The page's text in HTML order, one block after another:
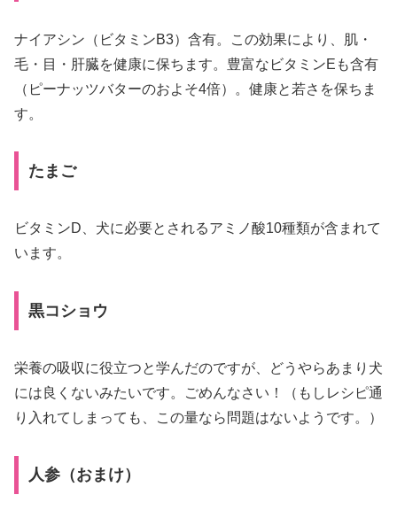
ナイアシン（ビタミンB3）含有。この効果により、肌・
毛・目・肝臓を健康に保ちます。豊富なビタミンEも含有
（ピーナッツバターのおよそ4倍）。健康と若さを保ちま
す。
たまご
ビタミンD、犬に必要とされるアミノ酸10種類が含まれて
います。
黒コショウ
栄養の吸収に役立つと学んだのですが、どうやらあまり犬
には良くないみたいです。ごめんなさい！（もしレシピ通
り入れてしまっても、この量なら問題はないようです。）
人参（おまけ）